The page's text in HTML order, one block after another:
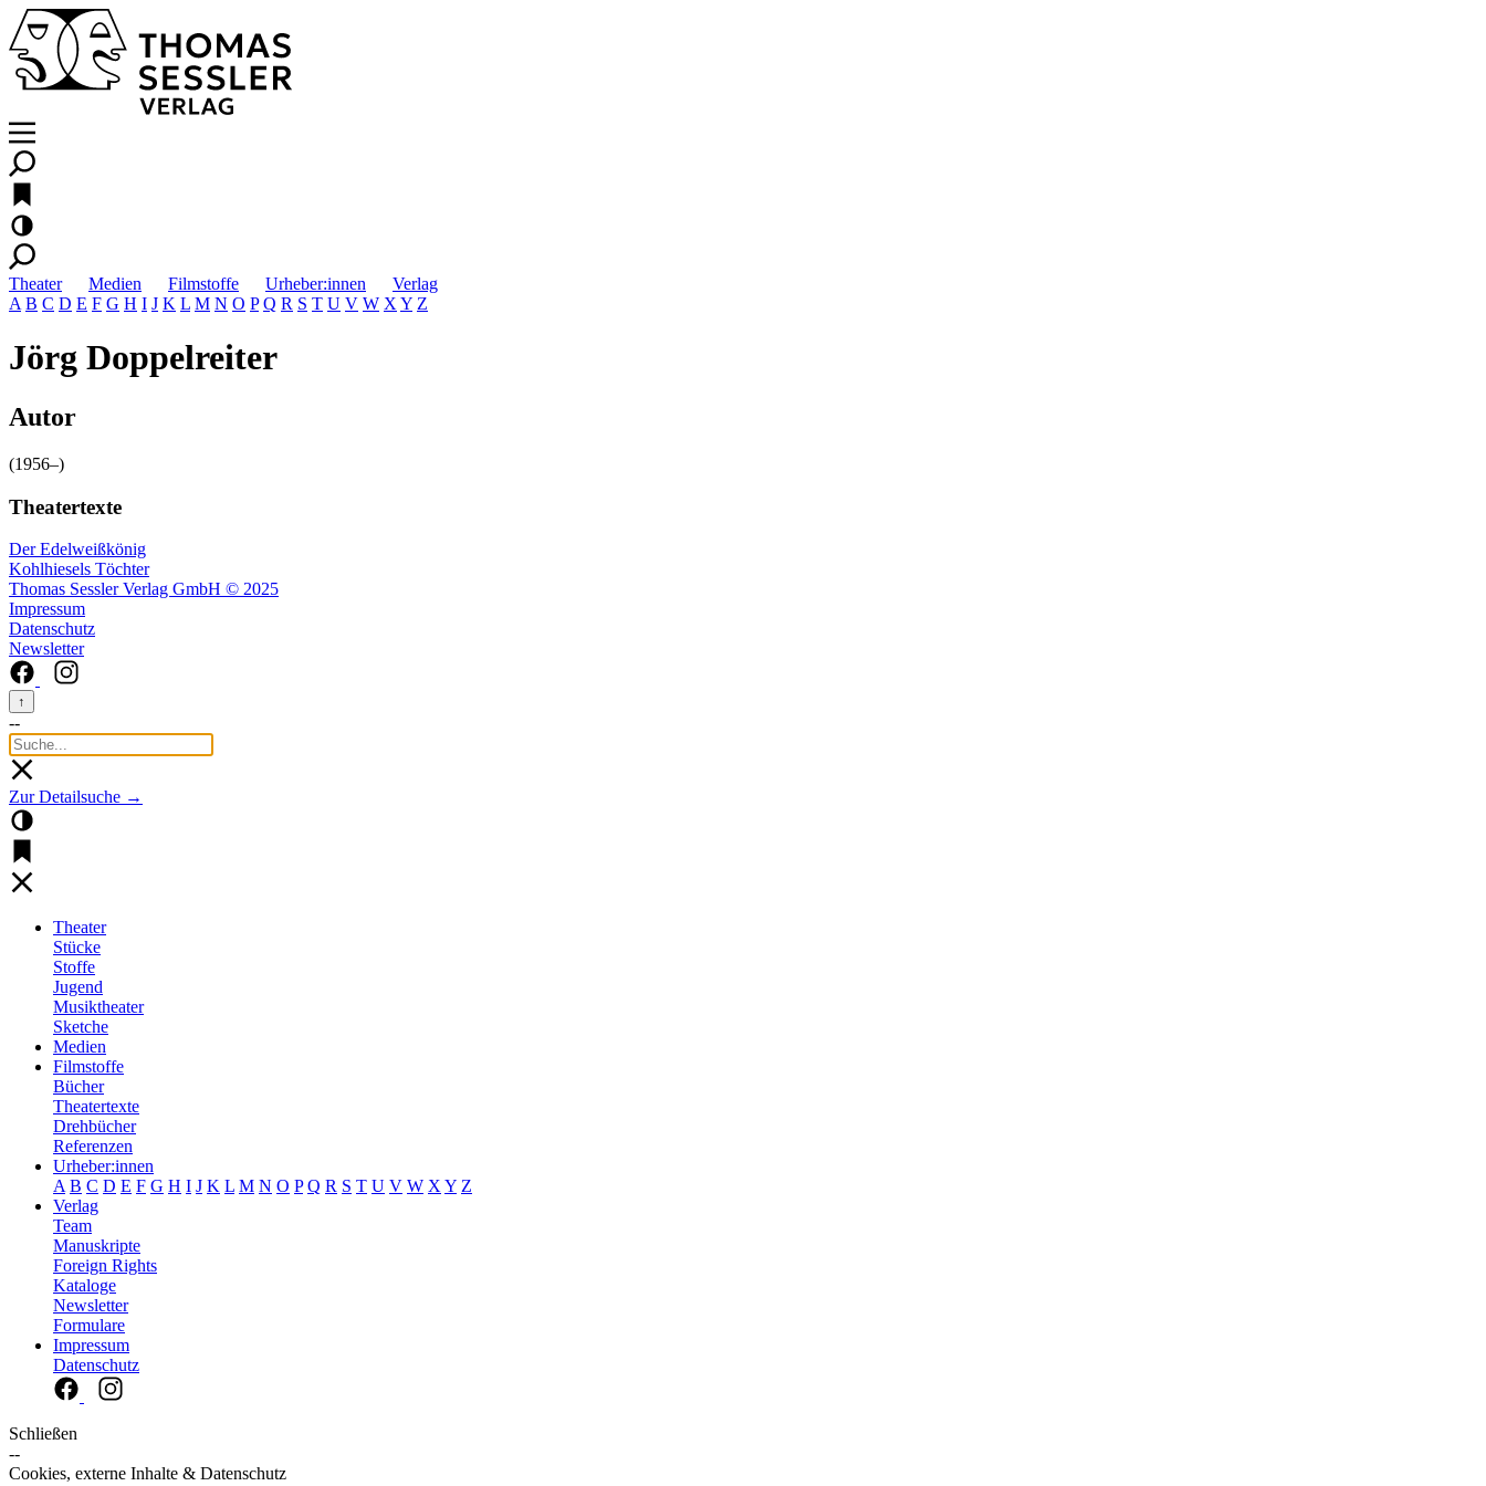
Theater Medien Filmstoffe Urheber:innen
Verlag
A B C D E F G H I J K L M N O P Q R S T U V W X Y Z
Jörg Doppelreiter
Autor
(1956–)
Theatertexte
Der Edelweißkönig
Kohlhiesels Töchter
Thomas Sessler Verlag GmbH © 2025
Impressum
Datenschutz
Newsletter
↑
--
Zur Detailsuche →
Theater
Stücke
Stoffe
Jugend
Musiktheater
Sketche
Medien
Filmstoffe
Bücher
Theatertexte
Drehbücher
Referenzen
Urheber:innen
A B C D E F G H I J K L M N O P Q R S T U V W X Y Z
Verlag
Team
Manuskripte
Foreign Rights
Kataloge
Newsletter
Formulare
Impressum
Datenschutz
Schließen
--
Cookies, externe Inhalte & Datenschutz